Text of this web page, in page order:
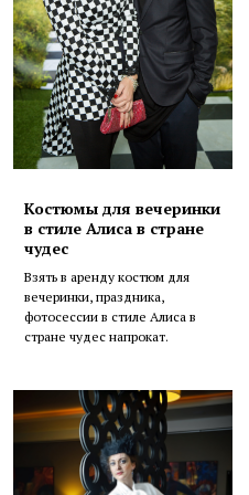
Костюмы для вечеринки
в стиле Алиса в стране
чудес
Взять в аренду костюм для
вечеринки, праздника,
фотосессии в стиле Алиса в
стране чудес напрокат.